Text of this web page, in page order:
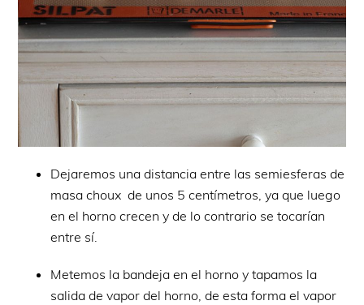
Dejaremos una distancia entre las semiesferas de
masa choux de unos 5 centímetros, ya que luego
en el horno crecen y de lo contrario se tocarían
entre sí.
Metemos la bandeja en el horno y tapamos la
salida de vapor del horno, de esta forma el vapor